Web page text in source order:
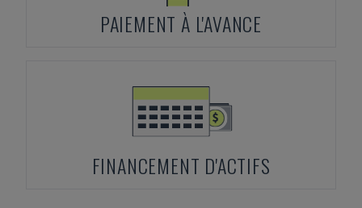
PAIEMENT À L'AVANCE
FINANCEMENT D'ACTIFS